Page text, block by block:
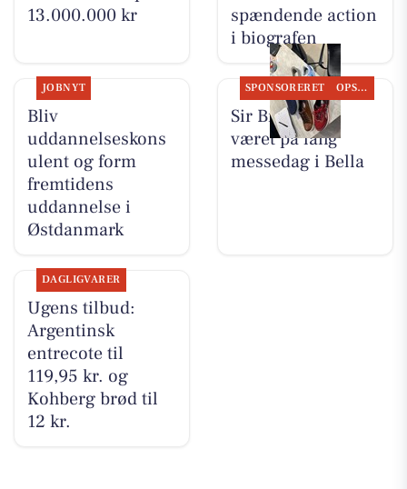
13.000.000 kr
spændende action
i biografen
JOBNYT
Bliv
uddannelseskons
ulent og form
fremtidens
uddannelse i
Østdanmark
SPONSORERET OPSLAGSTAVLEN
Sir Brian har
været på lang
messedag i Bella
DAGLIGVARER
Ugens tilbud:
Argentinsk
entrecote til
119,95 kr. og
Kohberg brød til
12 kr.